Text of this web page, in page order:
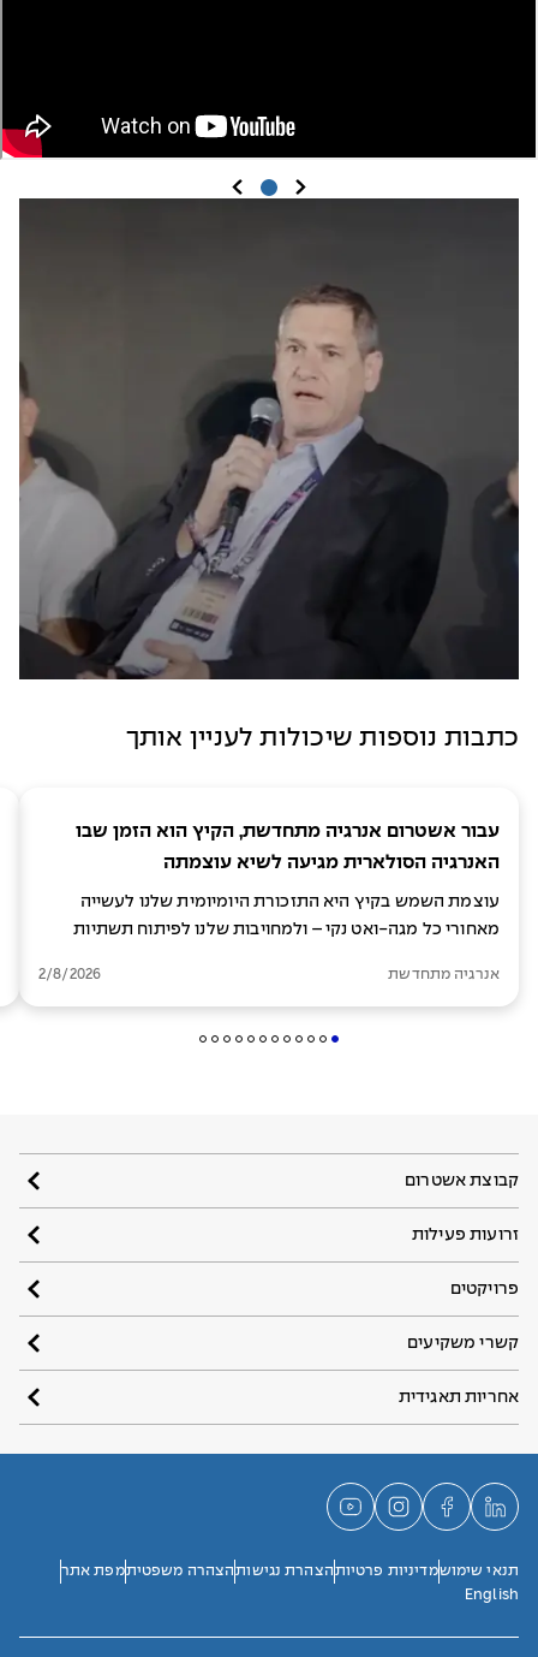
כתבות נוספות שיכולות לעניין אותך
עבור אשטרום אנרגיה מתחדשת, הקיץ הוא הזמן שבו
האנרגיה הסולארית מגיעה לשיא עוצמתה
עוצמת השמש בקיץ היא התזכורת היומיומית שלנו לעשייה
מאחורי כל מגה-ואט נקי – ולמחויבות שלנו לפיתוח תשתיות
אנרגיה מתחדשת 2/8/2026
קבוצת אשטרום
זרועות פעילות
פרויקטים
קשרי משקיעים
אחריות תאגידית
תנאי שימושמדיניות פרטיותהצהרת נגישותהצהרה משפטיתמפת אתר
English